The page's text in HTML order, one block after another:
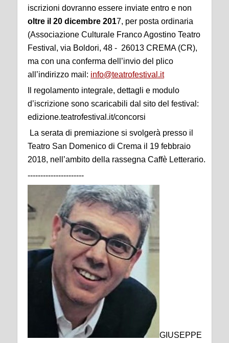
iscrizioni dovranno essere inviate entro e non
oltre il 20 dicembre 2017, per posta ordinaria
(Associazione Culturale Franco Agostino Teatro
Festival, via Boldori, 48 - 26013 CREMA (CR),
ma con una conferma dell’invio del plico
all’indirizzo mail: info@teatrofestival.it
Il regolamento integrale, dettagli e modulo
d’iscrizione sono scaricabili dal sito del festival:
edizione.teatrofestival.it/concorsi
La serata di premiazione si svolgerà presso il
Teatro San Domenico di Crema il 19 febbraio
2018, nell’ambito della rassegna Caffè Letterario.
----------------------
GIUSEPPE